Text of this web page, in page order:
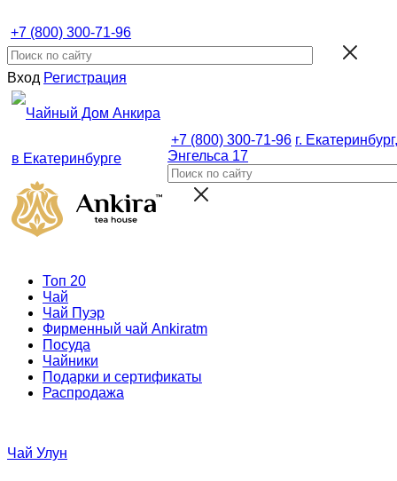
+7 (800) 300-71-96
Вход Регистрация
+7 (800) 300-71-96 г.
Энгельса 17
Топ 20
Чай
Чай Пуэр
Фирменный чай Ankiratm
Посуда
Чайники
Подарки и сертификаты
Распродажа
Чай Улун